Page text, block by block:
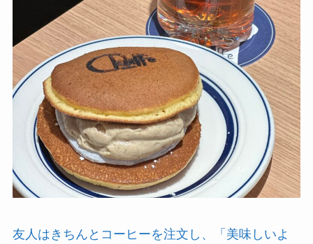
友人はきちんとコーヒーを注文し、「美味しいよ